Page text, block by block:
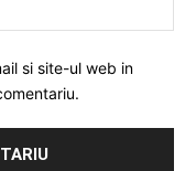
si site-ul web in